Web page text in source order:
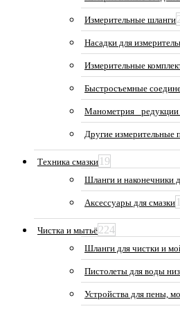
Измерительные шланги
Насадки для
Измерительные
Быстросъемные
Манометрия_ редукции
Другие измерительные
Техника смазки 19
Шланги и наконечники
Аксессуары для смазки
Чистка и мытьё224
Шланги для чистки и
Пистолеты для воды
Устройства для пены,